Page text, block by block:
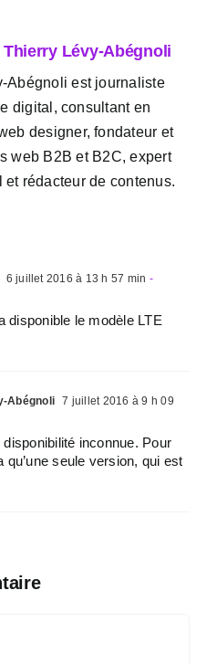
Thierry Lévy-Abégnoli
Abégnoli est journaliste
digital, consultant en
designer, fondateur et
web B2B et B2C, expert
rédacteur de contenus.
6 juillet 2016 à 13 h 57 min -
disponible le modèle LTE
Abégnoli 7 juillet 2016 à 9 h 09
inconnue. Pour
qu’une seule version, qui est